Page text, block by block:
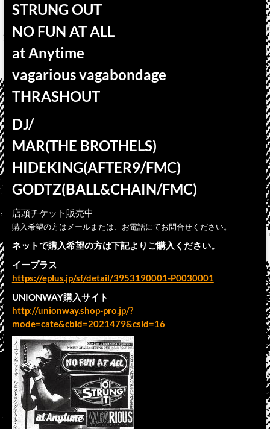
STRUNG OUT
NO FUN AT ALL
at Anytime
vagarious vagabondage
THRASHOUT
DJ/
MAR(THE BROTHELS)
HIDEKING(AFTER9/FMC)
GODTZ(BALL&CHAIN/FMC)
店頭チケット販売中
購入希望の方はメールまたは、お電話にてお問合せください。
ネットで購入希望の方は下記よりご購入ください。
イープラス
https://eplus.jp/sf/detail/3953190001-P0030001
UNIONWAY購入サイト
http://unionway.shop-pro.jp/?
mode=cate&cbid=2021479&csid=16